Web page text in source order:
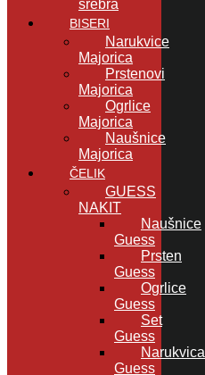
srebra
BISERI
Narukvice
Majorica
Prstenovi
Majorica
Ogrlice
Majorica
Naušnice
Majorica
ČELIK
GUESS
NAKIT
Naušnice
Guess
Prsten
Guess
Ogrlice
Guess
Set
Guess
Narukvica
Guess